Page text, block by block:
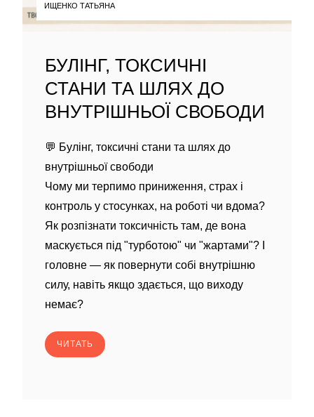
ИЩЕНКО ТАТЬЯНА
БУЛІНГ, ТОКСИЧНІ
СТАНИ ТА ШЛЯХ ДО
ВНУТРІШНЬОЇ СВОБОДИ
💬 Булінг, токсичні стани та шлях до
внутрішньої свободи
Чому ми терпимо приниження, страх і
контроль у стосунках, на роботі чи вдома?
Як розпізнати токсичність там, де вона
маскується під "турботою" чи "жартами"? І
головне — як повернути собі внутрішню
силу, навіть якщо здається, що виходу
немає?
ЧИТАТЬ